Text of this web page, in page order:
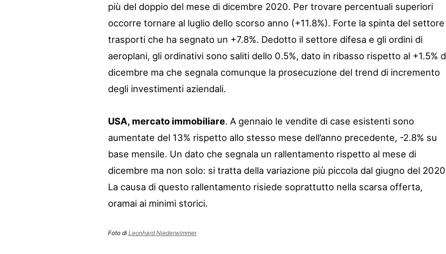
più del doppio del mese di dicembre 2020. Per trovare percentuali superiori
occorre tornare al luglio dello scorso anno (+11.8%). Forte la spinta del settore
trasporti che ha segnato un +7.8%. Dedotto il settore difesa e gli ordini di
aeroplani, gli ordinativi sono saliti dello 0.5%, dato in ribasso rispetto al +1.5%
dicembre ma che segnala comunque la prosecuzione del trend di incremento
degli investimenti aziendali.
USA, mercato immobiliare. A gennaio le vendite di case esistenti sono
aumentate del 13% rispetto allo stesso mese dell’anno precedente, -2.8% su
base mensile. Un dato che segnala un rallentamento rispetto al mese di
dicembre ma non solo: si tratta della variazione più piccola dal giugno del
La causa di questo rallentamento risiede soprattutto nella scarsa offerta,
oramai ai minimi storici.
Foto di Leonhard Niederwimmer